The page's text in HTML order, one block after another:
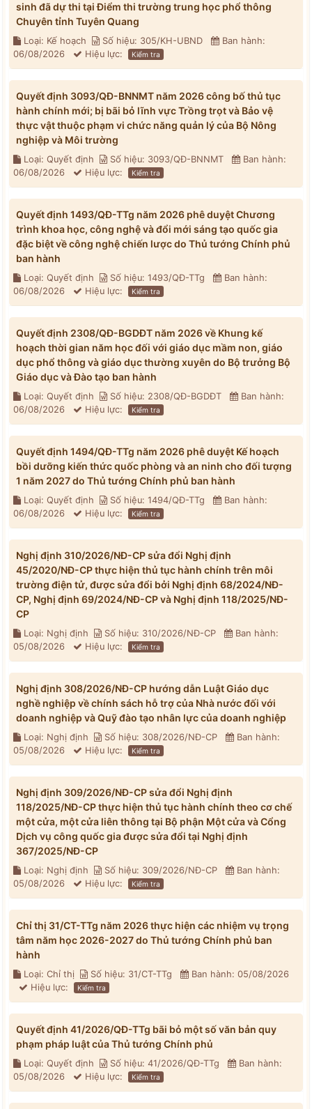
sinh đã dự thi tại Điểm thi trường trung học phổ thông
Chuyên tỉnh Tuyên Quang
Loại: Kế hoạch Số hiệu: 305/KH-UBND
Ban hành:
06/08/2026
Hiệu lực: Kiểm tra
Quyết định 3093/QĐ-BNNMT năm 2026 công bố thủ tục
hành chính mới; bị bãi bỏ lĩnh vực Trồng trọt và Bảo vệ
thực vật thuộc phạm vi chức năng quản lý của Bộ Nông
nghiệp và Môi trường
Loại: Quyết định Số hiệu: 3093/QĐ-BNNMT
Ban hành:
06/08/2026
Hiệu lực: Kiểm tra
Quyết định 1493/QĐ-TTg năm 2026 phê duyệt Chương
trình khoa học, công nghệ và đổi mới sáng tạo quốc gia
đặc biệt về công nghệ chiến lược do Thủ tướng Chính phủ
ban hành
Loại: Quyết định Số hiệu: 1493/QĐ-TTg
Ban hành:
06/08/2026
Hiệu lực: Kiểm tra
Quyết định 2308/QĐ-BGDĐT năm 2026 về Khung kế
hoạch thời gian năm học đối với giáo dục mầm non, giáo
dục phổ thông và giáo dục thường xuyên do Bộ trưởng Bộ
Giáo dục và Đào tạo ban hành
Loại: Quyết định Số hiệu: 2308/QĐ-BGDĐT
Ban hành:
06/08/2026
Hiệu lực: Kiểm tra
Quyết định 1494/QĐ-TTg năm 2026 phê duyệt Kế hoạch
bồi dưỡng kiến thức quốc phòng và an ninh cho đối tượng
1 năm 2027 do Thủ tướng Chính phủ ban hành
Loại: Quyết định Số hiệu: 1494/QĐ-TTg
Ban hành:
06/08/2026
Hiệu lực: Kiểm tra
Nghị định 310/2026/NĐ-CP sửa đổi Nghị định
45/2020/NĐ-CP thực hiện thủ tục hành chính trên môi
trường điện tử, được sửa đổi bởi Nghị định 68/2024/NĐ-
CP, Nghị định 69/2024/NĐ-CP và Nghị định 118/2025/NĐ-
CP
Loại: Nghị định Số hiệu: 310/2026/NĐ-CP
Ban hành:
05/08/2026
Hiệu lực: Kiểm tra
Nghị định 308/2026/NĐ-CP hướng dẫn Luật Giáo dục
nghề nghiệp về chính sách hỗ trợ của Nhà nước đối với
doanh nghiệp và Quỹ đào tạo nhân lực của doanh nghiệp
Loại: Nghị định Số hiệu: 308/2026/NĐ-CP
Ban hành:
05/08/2026
Hiệu lực: Kiểm tra
Nghị định 309/2026/NĐ-CP sửa đổi Nghị định
118/2025/NĐ-CP thực hiện thủ tục hành chính theo cơ chế
một cửa, một cửa liên thông tại Bộ phận Một cửa và Cổng
Dịch vụ công quốc gia được sửa đổi tại Nghị định
367/2025/NĐ-CP
Loại: Nghị định Số hiệu: 309/2026/NĐ-CP
Ban hành:
05/08/2026
Hiệu lực: Kiểm tra
Chỉ thị 31/CT-TTg năm 2026 thực hiện các nhiệm vụ trọng
tâm năm học 2026-2027 do Thủ tướng Chính phủ ban
hành
Loại: Chỉ thị Số hiệu: 31/CT-TTg
Ban hành: 05/08/2026
Hiệu lực:
Kiểm tra
Quyết định 41/2026/QĐ-TTg bãi bỏ một số văn bản quy
phạm pháp luật của Thủ tướng Chính phủ
Loại: Quyết định Số hiệu: 41/2026/QĐ-TTg
Ban hành:
05/08/2026
Hiệu lực: Kiểm tra